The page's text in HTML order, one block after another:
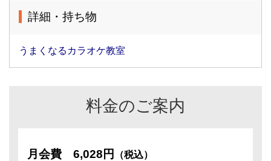
詳細・持ち物
うまくなるカラオケ教室
料金のご案内
月会費 6,028円 （税込）